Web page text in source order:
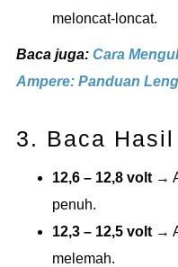
meloncat-loncat.
Baca juga: Cara
Ampere: Panduan
3. Baca
12,6 – 12,8 volt →
penuh.
12,3 – 12,5 volt →
melemah.